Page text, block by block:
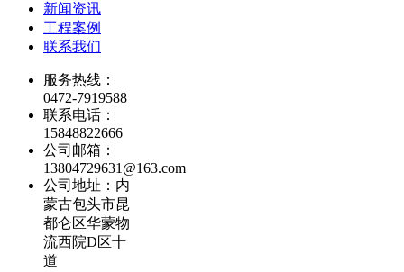
新闻资讯
工程案例
联系我们
服务热线：
0472-7919588
联系电话：
15848822666
公司邮箱：
13804729631@163.com
公司地址：内
蒙古包头市昆
都仑区华蒙物
流西院D区十
道